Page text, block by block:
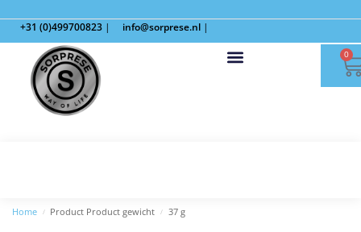
+31 (0)499700823 | info@sorprese.nl |
0
Home / Product Product gewicht / 37 g